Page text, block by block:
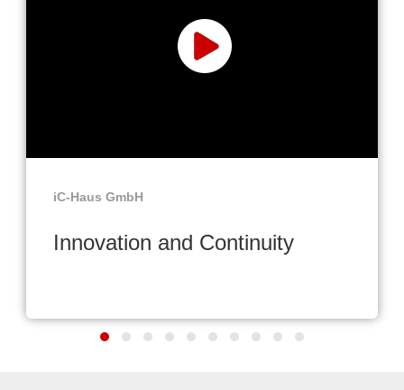
iC-Haus GmbH
Innovation and Continuity